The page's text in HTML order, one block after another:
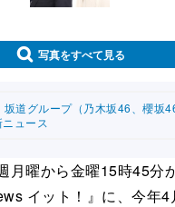
写真をすべて見る
坂道グループ（乃木坂46、櫻坂
ュース
月曜から金曜15時45分
イット！』に、今年4